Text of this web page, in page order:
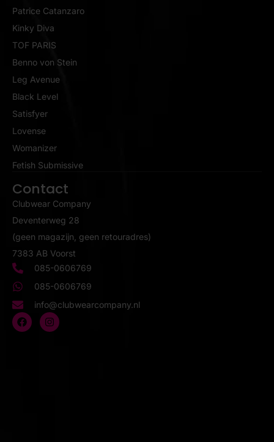
Patrice Catanzaro
Kinky Diva
TOF PARIS
Benno von Stein
Leg Avenue
Black Level
Satisfyer
Lovense
Womanizer
Fetish Submissive
Contact
Clubwear Company
Deventerweg 28
(geen magazijn, geen retouradres)
7383 AB Voorst
085-0606769
085-0606769
info@clubwearcompany.nl